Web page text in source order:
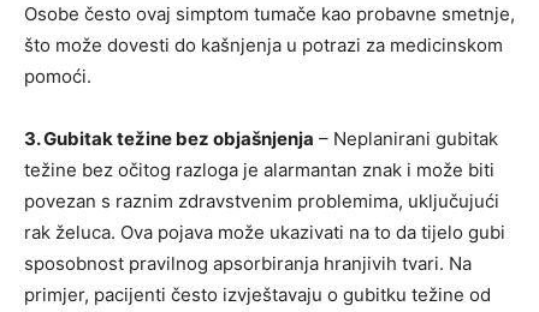
Osobe često ovaj simptom tumače kao probavne smetnje,
što može dovesti do kašnjenja u potrazi za medicinskom
pomoći.
3. Gubitak težine bez objašnjenja – Neplanirani gubitak
težine bez očitog razloga je alarmantan znak i može biti
povezan s raznim zdravstvenim problemima, uključujući
rak želuca. Ova pojava može ukazivati na to da tijelo gubi
sposobnost pravilnog apsorbiranja hranjivih tvari. Na
primjer, pacijenti često izvještavaju o gubitku težine od